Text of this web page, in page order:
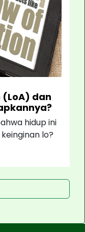
dan
hidup ini
lo?